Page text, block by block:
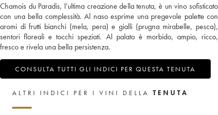
Chamois du Paradis, l’ultima creazione della tenuta, è un vino sofisticato
con una bella complessità. Al naso esprime una pregevole palette con
aromi di frutti bianchi (mela, pera) e gialli (prugna mirabelle, pesca),
sentori floreali e tocchi speziati. Al palato è morbido, ampio, ricco,
fresco e rivela una bella persistenza.
CONSULTA TUTTI GLI INDICI PER QUESTA TENUTA
ALTRI INDICI PER I VINI DELLA TENUTA